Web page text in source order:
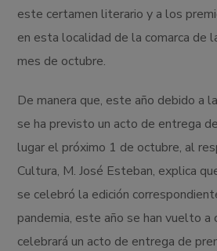
este certamen literario y a los
en esta localidad de la comarca de
mes de octubre.
De manera que, este año debido a
se ha previsto un acto de entrega
lugar el próximo 1 de octubre, al
Cultura, M. José Esteban, explica
se celebró la edición
pandemia, este año se han vuelto a
celebrará un acto de entrega de